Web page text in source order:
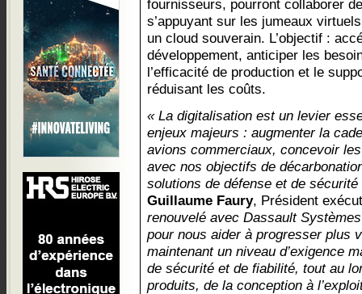
fournisseurs, pourront collaborer
s’appuyant sur les jumeaux
un cloud souverain. L’objectif :
développement, anticiper les
l’efficacité de production et le
réduisant les coûts.
« La digitalisation est un levier
enjeux majeurs : augmenter la
avions commerciaux, concevoir
avec nos objectifs de
solutions de défense et de sécurité
Guillaume Faury, Président
renouvelé avec Dassault
pour nous aider à progresser plus
maintenant un niveau d’exigence
de sécurité et de fiabilité, tout au
produits, de la conception à